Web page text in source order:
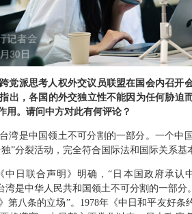
党派思考人权外交议员联盟在国会内召开
出，各国的外交独立性不能因为任何胁迫
用。请问中方对此有何评论？
湾是中国领土不可分割的一部分。一个中
”分裂活动，完全符合国际法和国际关系基
中日联合声明》明确，“日本国政府承认
湾是中华人民共和国领土不可分割的一部
第八条的立场”。1978年《中日和平友好条